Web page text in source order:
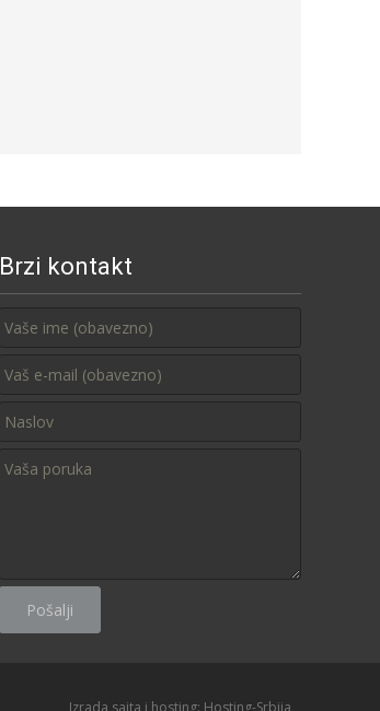
Brzi kontakt
Izrada sajta i hosting: Hosting-Srbija